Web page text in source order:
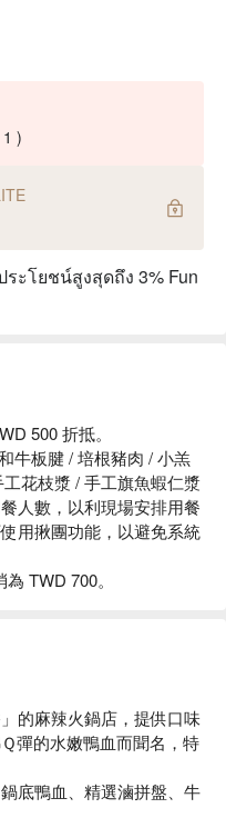
)
ะโยชน์สูงสุดถึง 3% Fun
500 折抵。
牛板腱 / 培根豬肉 / 小羔
花枝漿 / 手工旗魚蝦仁漿
人數，以利現場安排用餐
用揪團功能，以避免系統
TWD 700。
的麻辣火鍋店，提供口味
彈的水嫩鴨血而聞名，特
底鴨血、精選滷拼盤、牛